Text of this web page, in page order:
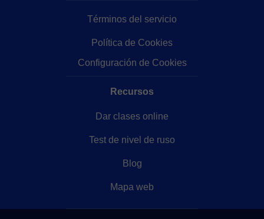
Términos del servicio
Política de Cookies
Configuración de Cookies
Recursos
Dar clases online
Test de nivel de ruso
Blog
Mapa web